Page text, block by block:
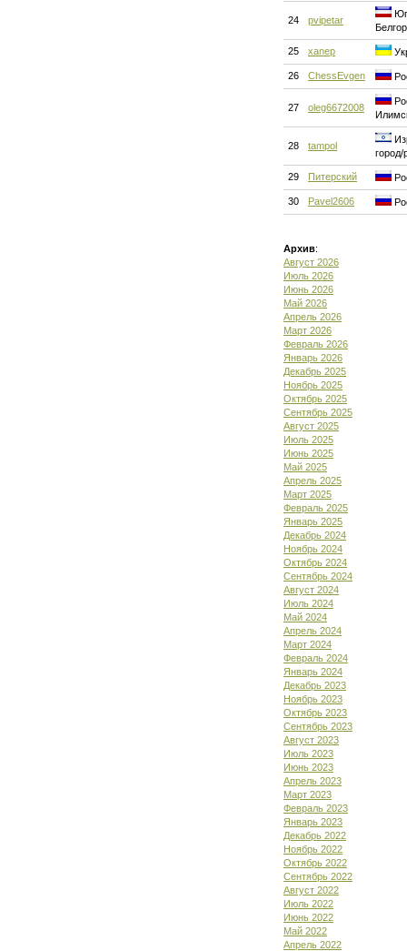
24 pvipetar
25 xanep
26 ChessEvgen
27 oleg6672008
28 tampol
город/
29 Питерский
30 Pavel2606
Архив:
Август 2026
Июль 2026
Июнь 2026
Май 2026
Апрель 2026
Март 2026
Февраль 2026
Январь 2026
Декабрь 2025
Ноябрь 2025
Октябрь 2025
Сентябрь 2025
Август 2025
Июль 2025
Июнь 2025
Май 2025
Апрель 2025
Март 2025
Февраль 2025
Январь 2025
Декабрь 2024
Ноябрь 2024
Октябрь 2024
Сентябрь 2024
Август 2024
Июль 2024
Май 2024
Апрель 2024
Март 2024
Февраль 2024
Январь 2024
Декабрь 2023
Ноябрь 2023
Октябрь 2023
Сентябрь 2023
Август 2023
Июль 2023
Июнь 2023
Апрель 2023
Март 2023
Февраль 2023
Январь 2023
Декабрь 2022
Ноябрь 2022
Октябрь 2022
Сентябрь 2022
Август 2022
Июль 2022
Июнь 2022
Май 2022
Апрель 2022